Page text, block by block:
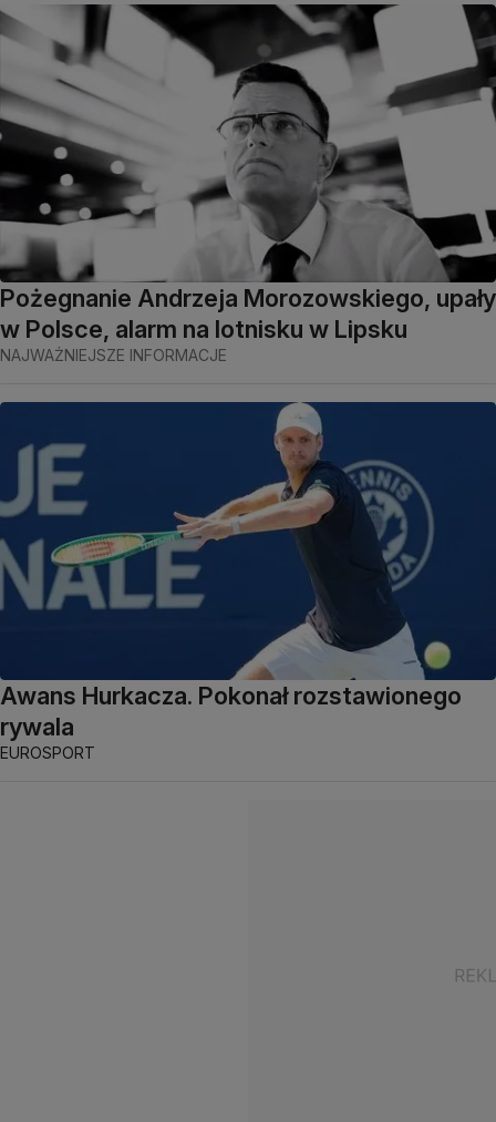
Pożegnanie Andrzeja Morozowskiego, upały
w Polsce, alarm na lotnisku w Lipsku
NAJWAŻNIEJSZE INFORMACJE
Awans Hurkacza. Pokonał rozstawionego
rywala
EUROSPORT